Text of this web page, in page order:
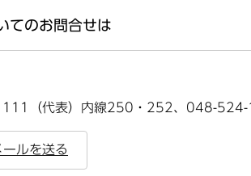
てのお問合せは
（代表）内線250・252、048-524-
ルを送る